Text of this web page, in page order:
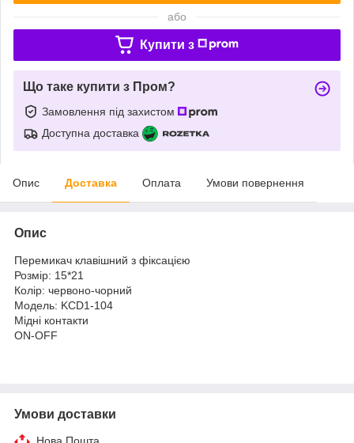
або
Купити з
Що таке купити з Пром?
Замовлення під захистом
Доступна доставка
Опис Доставка Оплата Умови повернення
Опис
Перемикач клавішний з фіксацією
Розмір: 15*21
Колір: червоно-чорний
Модель: KCD1-104
Мідні контакти
ON-OFF
Умови доставки
Нова Пошта